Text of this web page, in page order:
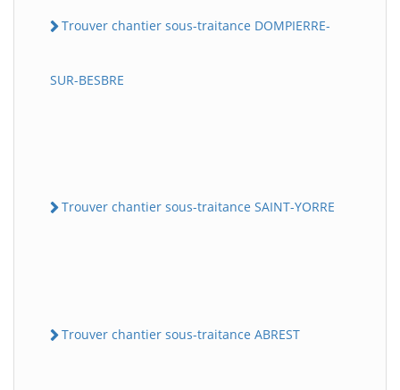
Trouver chantier sous-traitance DOMPIERRE-
SUR-BESBRE
Trouver chantier sous-traitance SAINT-YORRE
Trouver chantier sous-traitance ABREST